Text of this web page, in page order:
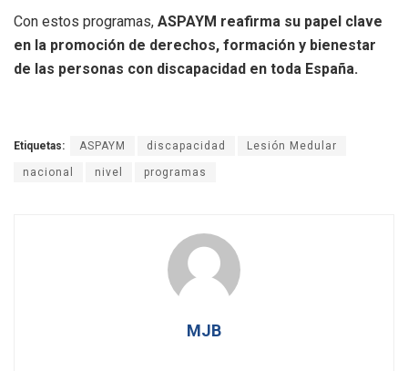
Con estos programas, ASPAYM reafirma su papel clave
en la promoción de derechos, formación y bienestar
de las personas con discapacidad en toda España.
Etiquetas: ASPAYM discapacidad Lesión Medular
nacional nivel programas
MJB